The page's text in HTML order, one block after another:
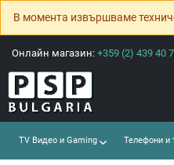
В момента извършваме
Онлайн магазин: +359 (2) 439 40
TV Видео и Gaming Телефони и